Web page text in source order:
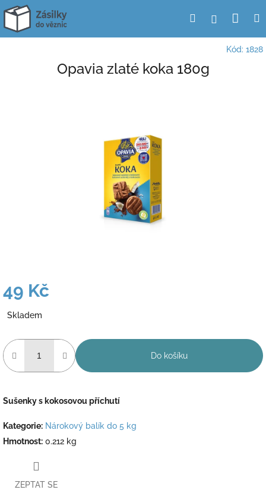
Přejít
obsah
HledatPřihlášení
Kód: 1828
Opavia zlaté koka 180g
49 Kč
cena:
Skladem
Do košíku
Sušenky s kokosovou příchutí
Kategorie: Nárokový balík do 5 kg
Hmotnost: 0.212 kg
ZEPTAT SE